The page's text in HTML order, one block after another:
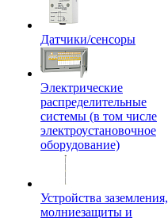
Датчики/сенсоры
Электрические
распределительные
системы (в том числе
электроустановочное
оборудование)
Устройства заземления,
молниезащиты и